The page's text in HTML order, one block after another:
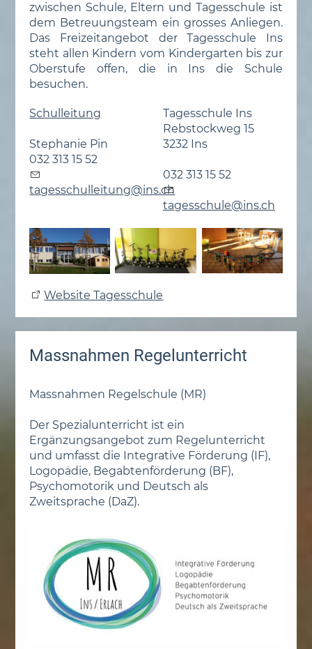
zwischen Schule, Eltern und Tagesschule ist
dem Betreuungsteam ein grosses Anliegen.
Das Freizeitangebot der Tagesschule Ins
steht allen Kindern vom Kindergarten bis zur
Oberstufe offen, die in Ins die Schule
besuchen.
Schulleitung
Stephanie Pin
032 313 15 52
t g ssch ll t ng nsch
Tagesschule Ins
Rebstockweg 15
3232 Ins
032 313 15 52
t g ssch nsch
Website Tagesschule
Massnahmen Regelunterricht
Massnahmen Regelschule (MR)
Der Spezialunterricht ist ein
Ergänzungsangebot zum Regelunterricht
und umfasst die Integrative Förderung (IF),
Logopädie, Begabtenförderung (BF),
Psychomotorik und Deutsch als
Zweitsprache (DaZ).